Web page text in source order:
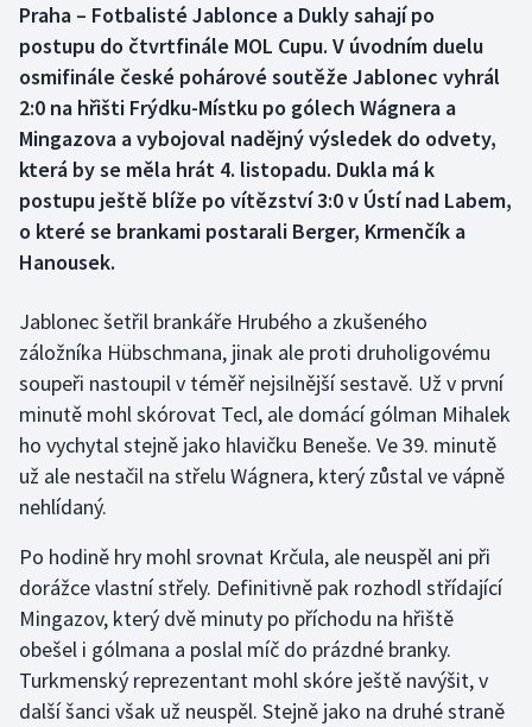
Boby a skeleton
Box
Curling
Dostihy
Florbal
Futsal
Golf
Gymnastika
Házená
Jezdectví
Judo
Krasobruslení
Lezení
AZ kvíz
Praha – Fotbalisté Jablonce a Dukly sahají po
postupu do čtvrtfinále MOL Cupu. V úvodním duelu
osmifinále české pohárové soutěže Jablonec vyhrál
2:0 na hřišti Frýdku-Místku po gólech Wágnera a
Mingazova a vybojoval nadějný výsledek do odvety,
která by se měla hrát 4. listopadu. Dukla má k
postupu ještě blíže po vítězství 3:0 v Ústí nad Labem,
o které se brankami postarali Berger, Krmenčík a
Hanousek.
Jablonec šetřil brankáře Hrubého a zkušeného
záložníka Hübschmana, jinak ale proti druholigovému
soupeři nastoupil v téměř nejsilnější sestavě. Už v první
minutě mohl skórovat Tecl, ale domácí gólman Mihalek
ho vychytal stejně jako hlavičku Beneše. Ve 39. minutě
už ale nestačil na střelu Wágnera, který zůstal ve vápně
nehlídaný.
Po hodině hry mohl srovnat Krčula, ale neuspěl ani při
dorážce vlastní střely. Definitivně pak rozhodl střídající
Mingazov, který dvě minuty po příchodu na hřiště
obešel i gólmana a poslal míč do prázdné branky.
Turkmenský reprezentant mohl skóre ještě navýšit, v
další šanci však už neuspěl. Stejně jako na druhé straně